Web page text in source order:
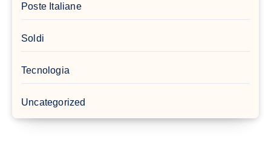
Poste Italiane
Soldi
Tecnologia
Uncategorized